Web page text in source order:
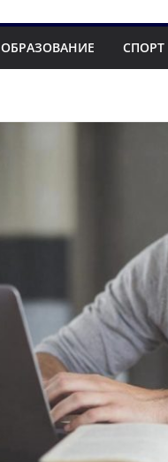
ОБРАЗОВАНИЕ СПОРТ